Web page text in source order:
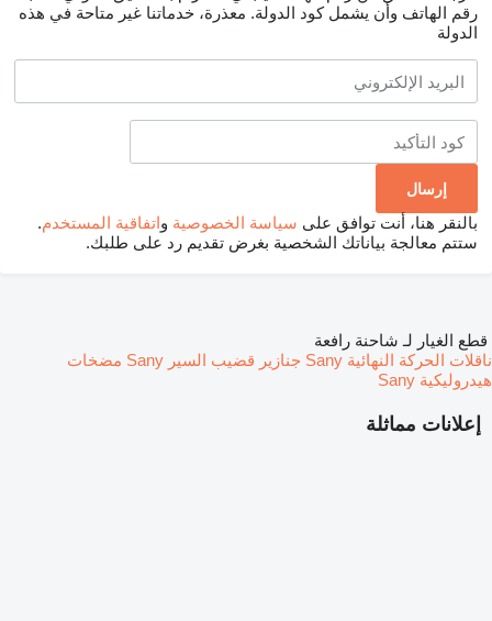
رقم الهاتف وأن يشمل كود الدولة. معذرة، خدماتنا غير متاحة في هذه
الدولة
بالنقر هنا، أنت توافق على سياسة الخصوصية واتفاقية المستخدم.
ستتم معالجة بياناتك الشخصية بغرض تقديم رد على طلبك.
إعلانات مماثلة
قطع الغيار لـ شاحنة رافعة
ناقلات الحركة النهائية Sany
جنازير قضيب السير Sany
مضخات
هيدروليكية Sany